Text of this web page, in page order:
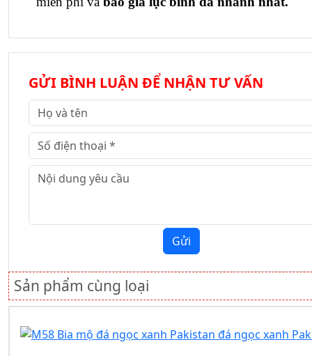
GỬI BÌNH LUẬN ĐỂ NHẬN TƯ VẤN
Gửi
Sản phẩm cùng loại